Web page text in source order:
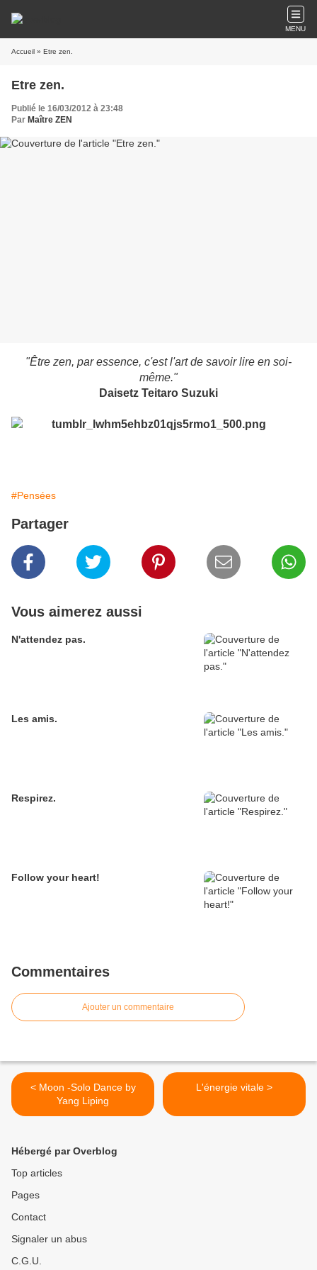
MENU
Accueil » Etre zen.
Etre zen.
Publié le 16/03/2012 à 23:48
Par Maître ZEN
"Être zen, par essence, c'est l'art de savoir lire en soi-
même."
Daisetz Teitaro Suzuki
#Pensées
Partager
Vous aimerez aussi
N'attendez pas.
Les amis.
Respirez.
Follow your heart!
Commentaires
Ajouter un commentaire
< Moon -Solo Dance by
Yang Liping
L'énergie vitale >
Hébergé par Overblog
Top articles
Pages
Contact
Signaler un abus
C.G.U.